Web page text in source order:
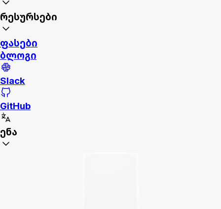
რესურსები
ფასები
ბლოგი
Slack
GitHub
ენა